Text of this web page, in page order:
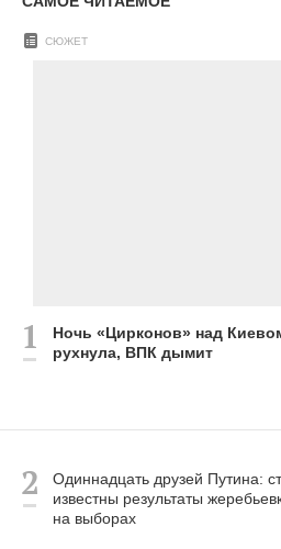
Ночь «Цирконов» над
рухнула, ВПК дымит
СЮЖЕТ
Одиннадцать друзей Путина:
известны результаты
на выборах